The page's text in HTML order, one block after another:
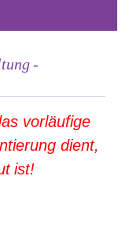
-
vorläufige
dient,
ist!